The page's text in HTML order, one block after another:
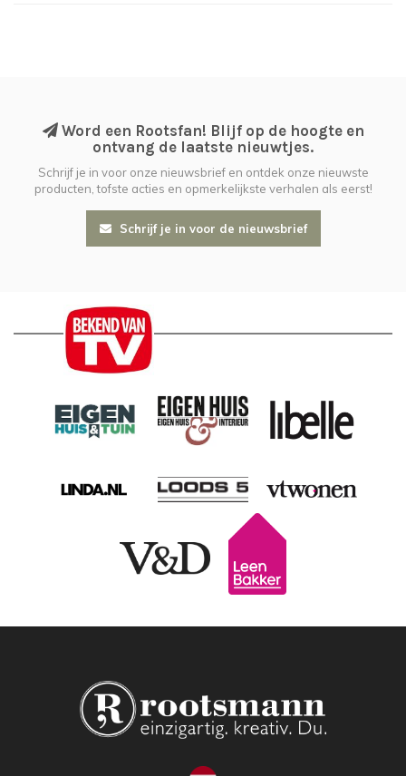
Word een Rootsfan! Blijf op de hoogte en
ontvang de laatste nieuwtjes.
Schrijf je in voor onze nieuwsbrief en ontdek onze nieuwste
producten, tofste acties en opmerkelijkste verhalen als eerst!
Schrijf je in voor de nieuwsbrief